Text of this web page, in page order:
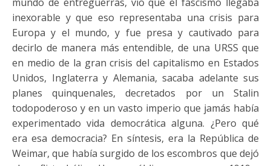
inexorable y que eso representaba una crisis para
Europa y el mundo, y fue presa y cautivado para
decirlo de manera más entendible, de una URSS que
en medio de la gran crisis del capitalismo en Estados
Unidos, Inglaterra y Alemania, sacaba adelante sus
planes quinquenales, decretados por un Stalin
todopoderoso y en un vasto imperio que jamás había
experimentado vida democrática alguna. ¿Pero qué
era esa democracia? En síntesis, era la República de
Weimar, que había surgido de los escombros que dejó